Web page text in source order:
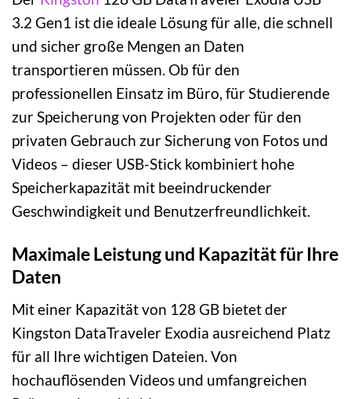
3.2 Gen1 ist die ideale Lösung für alle, die schnell
und sicher große Mengen an Daten
transportieren müssen. Ob für den
professionellen Einsatz im Büro, für Studierende
zur Speicherung von Projekten oder für den
privaten Gebrauch zur Sicherung von Fotos und
Videos – dieser USB-Stick kombiniert hohe
Speicherkapazität mit beeindruckender
Geschwindigkeit und Benutzerfreundlichkeit.
Maximale Leistung und Kapazität für Ihre
Daten
Mit einer Kapazität von 128 GB bietet der
Kingston DataTraveler Exodia ausreichend Platz
für all Ihre wichtigen Dateien. Von
hochauflösenden Videos und umfangreichen